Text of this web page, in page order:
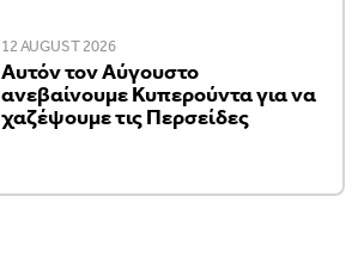
12 AUGUST 2026
Αυτόν τον Αύγουστο
ανεβαίνουμε Κυπερούντα για να
χαζέψουμε τις Περσείδες